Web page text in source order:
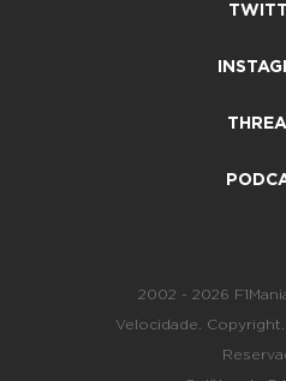
2002 - 2026
Velocidade.